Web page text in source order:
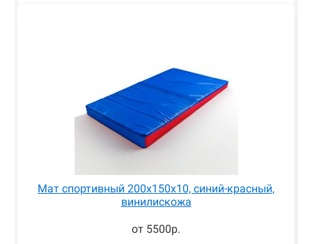
Мат спортивный 200x150x10, синий-красный,
винилискожа
от 5500р.